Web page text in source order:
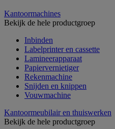
Kantoormachines
Bekijk de hele productgroep
Inbinden
Labelprinter en cassette
Lamineerapparaat
Papiervernietiger
Rekenmachine
Snijden en knippen
Vouwmachine
Kantoormeubilair en thuiswerken
Bekijk de hele productgroep